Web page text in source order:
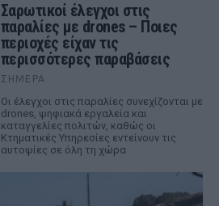
Σαρωτικοί έλεγχοι στις
παραλίες με drones – Ποιες
περιοχές είχαν τις
περισσότερες παραβάσεις
ΣΉΜΕΡΑ
Οι έλεγχοι στις παραλίες συνεχίζονται με
drones, ψηφιακά εργαλεία και
καταγγελίες πολιτών, καθώς οι
Κτηματικές Υπηρεσίες εντείνουν τις
αυτοψίες σε όλη τη χώρα